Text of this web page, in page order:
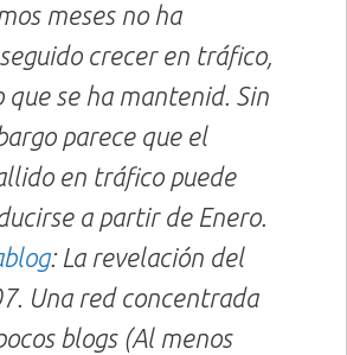
meses no ha
crecer en tráfico,
que se ha mantenid. Sin
parece que el
en tráfico puede
a partir de Enero.
: La revelación del
Una red concentrada
blogs (Al menos